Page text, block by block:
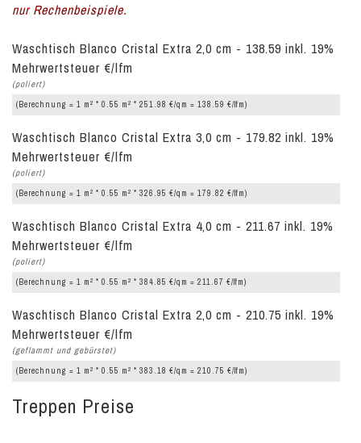
nur Rechenbeispiele.
Waschtisch Blanco Cristal Extra 2,0 cm - 138.59 inkl. 19%
Mehrwertsteuer €/lfm
(poliert)
(Berechnung = 1 m 2 * 0.55 m 2 * 251.98 €/qm = 138.59 €/lfm)
Waschtisch Blanco Cristal Extra 3,0 cm - 179.82 inkl. 19%
Mehrwertsteuer €/lfm
(poliert)
(Berechnung = 1 m 2 * 0.55 m 2 * 326.95 €/qm = 179.82 €/lfm)
Waschtisch Blanco Cristal Extra 4,0 cm - 211.67 inkl. 19%
Mehrwertsteuer €/lfm
(poliert)
(Berechnung = 1 m 2 * 0.55 m 2 * 384.85 €/qm = 211.67 €/lfm)
Waschtisch Blanco Cristal Extra 2,0 cm - 210.75 inkl. 19%
Mehrwertsteuer €/lfm
(geflammt und gebürstet)
(Berechnung = 1 m 2 * 0.55 m 2 * 383.18 €/qm = 210.75 €/lfm)
Treppen Preise